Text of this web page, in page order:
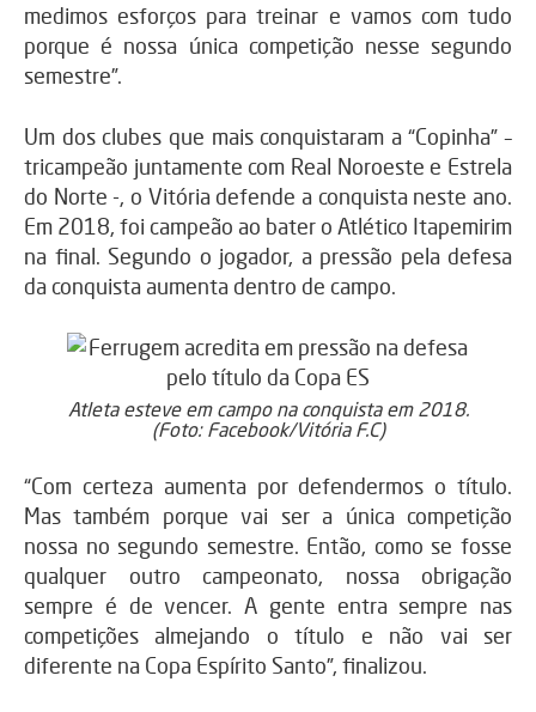
medimos esforços para treinar e vamos com tudo
porque é nossa única competição nesse segundo
semestre”.
Um dos clubes que mais conquistaram a “Copinha” –
tricampeão juntamente com Real Noroeste e Estrela
do Norte -, o Vitória defende a conquista neste ano.
Em 2018, foi campeão ao bater o Atlético Itapemirim
na final. Segundo o jogador, a pressão pela defesa
da conquista aumenta dentro de campo.
Atleta esteve em campo na conquista em 2018.
(Foto: Facebook/Vitória F.C)
“Com certeza aumenta por defendermos o título.
Mas também porque vai ser a única competição
nossa no segundo semestre. Então, como se fosse
qualquer outro campeonato, nossa obrigação
sempre é de vencer. A gente entra sempre nas
competições almejando o título e não vai ser
diferente na Copa Espírito Santo”, finalizou.